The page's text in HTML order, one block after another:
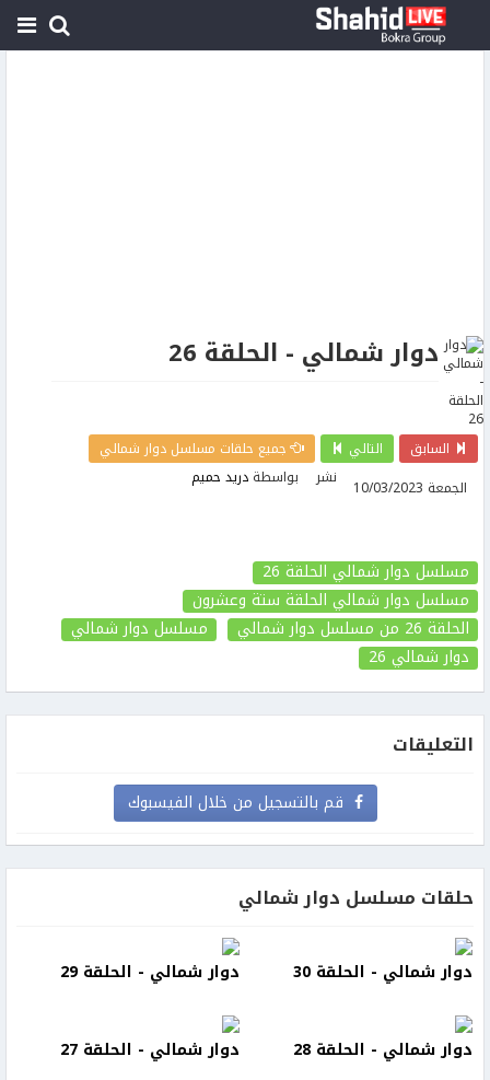
دوار شمالي - الحلقة 26
السابق التالي
جميع حلقات مسلسل دوار شمالي
نشر
الجمعة 10/03/2023 بواسطة دريد حميم
مسلسل دوار شمالي الحلقة 26
مسلسل دوار شمالي الحلقة ستة وعشرون
الحلقة 26
من مسلسل دوار شمالي
مسلسل دوار شمالي
دوار شمالي 26
التعليقات
قم بالتسجيل من خلال الفيسبوك
حلقات مسلسل دوار شمالي
دوار شمالي - الحلقة 30 دوار شمالي - الحلقة 29
دوار شمالي - الحلقة 28 دوار شمالي - الحلقة 27